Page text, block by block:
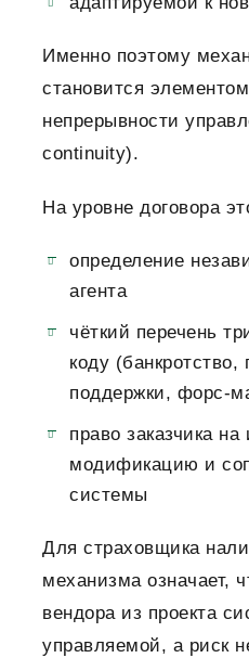
Именно поэтому
становится
непрерывности
continuity).
На уровне договора
определение
агента
чёткий перечень
коду (банкротство,
поддержки, форс-
право заказчика
модификацию и
системы
Для страховщика
механизма означает,
вендора из проекта
управляемой, а риск